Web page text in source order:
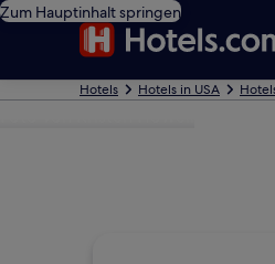
Zum Hauptinhalt springen
Hotels Hotels in USA